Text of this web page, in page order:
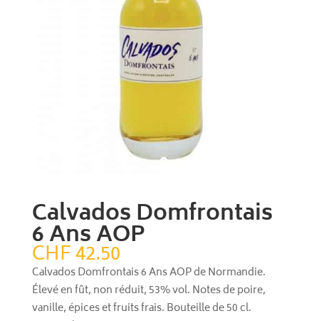
Calvados Domfrontais
6 Ans AOP
CHF42.50
Calvados Domfrontais 6 Ans AOP de Normandie.
Élevé en fût, non réduit, 53% vol. Notes de poire,
vanille, épices et fruits frais. Bouteille de 50 cl.